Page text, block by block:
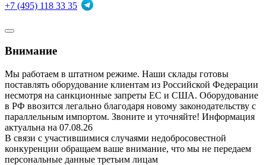
+7 (495) 118 33 35
Внимание
Мы работаем в штатном режиме. Наши склады готовы
поставлять оборудование клиентам из Российской Федерации
несмотря на санкционные запреты ЕС и США. Оборудование
в РФ ввозится легально благодаря новому законодательству с
параллельным импортом. Звоните и уточняйте! Информация
актуальна на 07.08.26
В связи с участившимися случаями недобросовестной
конкуренции обращаем ваше внимание, что мы не передаем
персональные данные третьим лицам